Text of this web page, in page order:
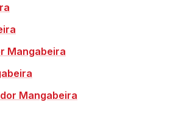
Mangabeira
Mangabeira